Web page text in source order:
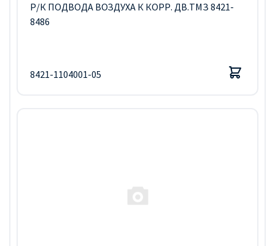
Р/К ПОДВОДА ВОЗДУХА К КОРР. ДВ.ТМЗ 8421-
8486
8421-1104001-05